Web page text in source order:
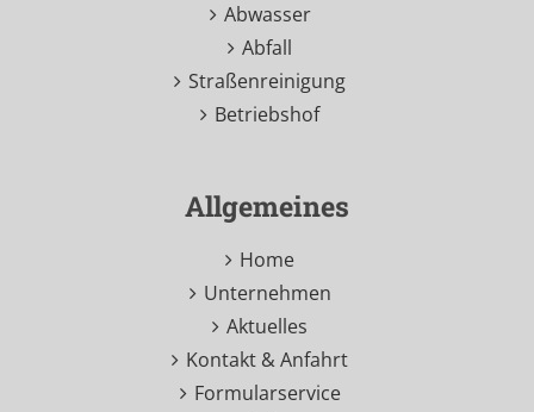
Abwasser
Abfall
Straßenreinigung
Betriebshof
Allgemeines
Home
Unternehmen
Aktuelles
Kontakt & Anfahrt
Formularservice